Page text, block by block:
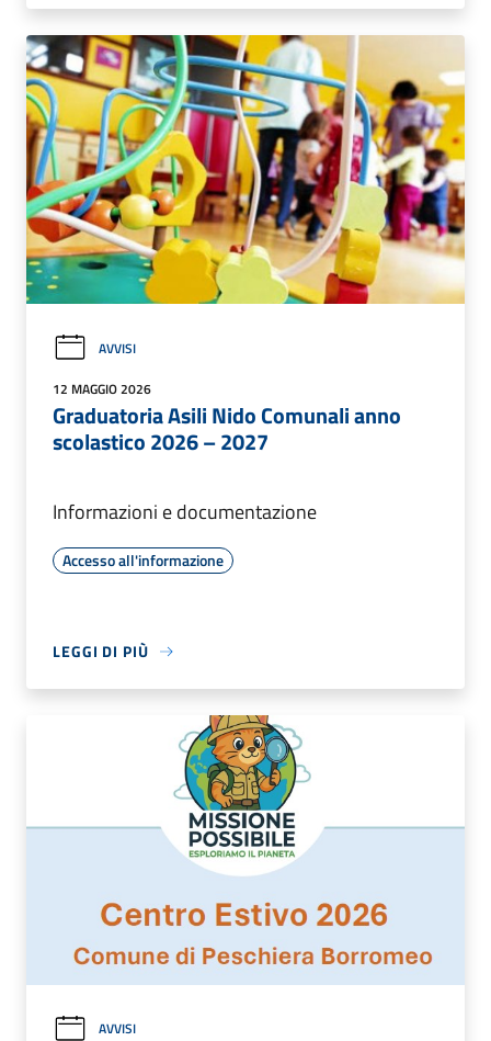
AVVISI
12 MAGGIO 2026
Graduatoria Asili Nido Comunali anno
scolastico 2026 – 2027
Informazioni e documentazione
Accesso all'informazione
LEGGI DI PIÙ
AVVISI